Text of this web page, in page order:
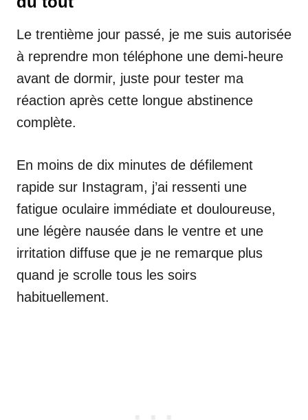
Le trentième jour passé, je me suis autorisée
à reprendre mon téléphone une demi-heure
avant de dormir, juste pour tester ma
réaction après cette longue abstinence
complète.
En moins de dix minutes de défilement
rapide sur Instagram, j’ai ressenti une
fatigue oculaire immédiate et douloureuse,
une légère nausée dans le ventre et une
irritation diffuse que je ne remarque plus
quand je scrolle tous les soirs
habituellement.